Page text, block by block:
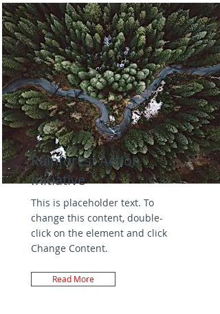
Rainforest Action
Initiative
This is placeholder text. To
change this content, double-
click on the element and click
Change Content.
Read More